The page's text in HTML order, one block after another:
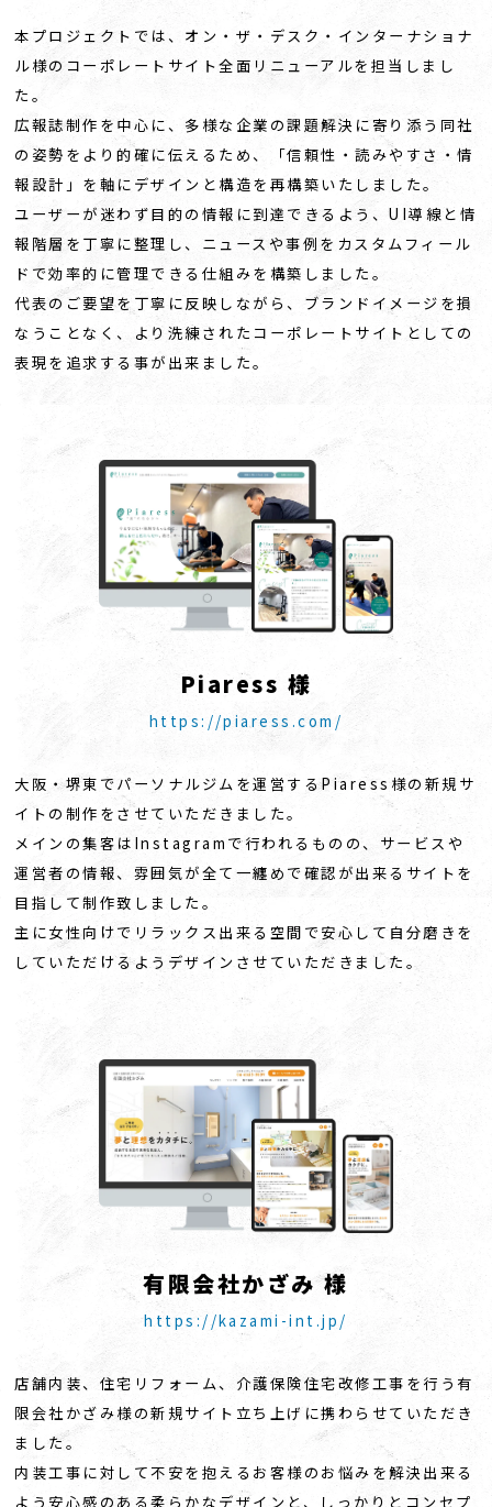
本プロジェクトでは、オン・ザ・デスク・インターナショナ
ル様のコーポレートサイト全面リニューアルを担当しまし
た。
広報誌制作を中心に、多様な企業の課題解決に寄り添う同社
の姿勢をより的確に伝えるため、「信頼性・読みやすさ・情
報設計」を軸にデザインと構造を再構築いたしました。
ユーザーが迷わず目的の情報に到達できるよう、UI導線と情
報階層を丁寧に整理し、ニュースや事例をカスタムフィール
ドで効率的に管理できる仕組みを構築しました。
代表のご要望を丁寧に反映しながら、ブランドイメージを損
なうことなく、より洗練されたコーポレートサイトとしての
表現を追求する事が出来ました。
Piaress 様
https://piaress.com/
大阪・堺東でパーソナルジムを運営するPiaress様の新規サ
イトの制作をさせていただきました。
メインの集客はInstagramで行われるものの、サービスや
運営者の情報、雰囲気が全て一纏めで確認が出来るサイトを
目指して制作致しました。
主に女性向けでリラックス出来る空間で安心して自分磨きを
していただけるようデザインさせていただきました。
有限会社かざみ 様
https://kazami-int.jp/
店舗内装、住宅リフォーム、介護保険住宅改修工事を行う有
限会社かざみ様の新規サイト立ち上げに携わらせていただき
ました。
内装工事に対して不安を抱えるお客様のお悩みを解決出来る
よう安心感のある柔らかなデザインと、しっかりとコンセプ